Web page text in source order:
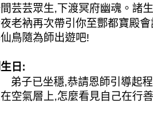
間芸芸眾生,下渡冥府幽魂。諸
老衲再次帶引你至酆都寶殿
鳥隨為師出遊吧!
日:
子已坐穩,恭請恩師引導起程
空氣層上,怎麼看見自己在行